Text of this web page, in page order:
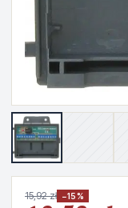
15,92 zł −15%